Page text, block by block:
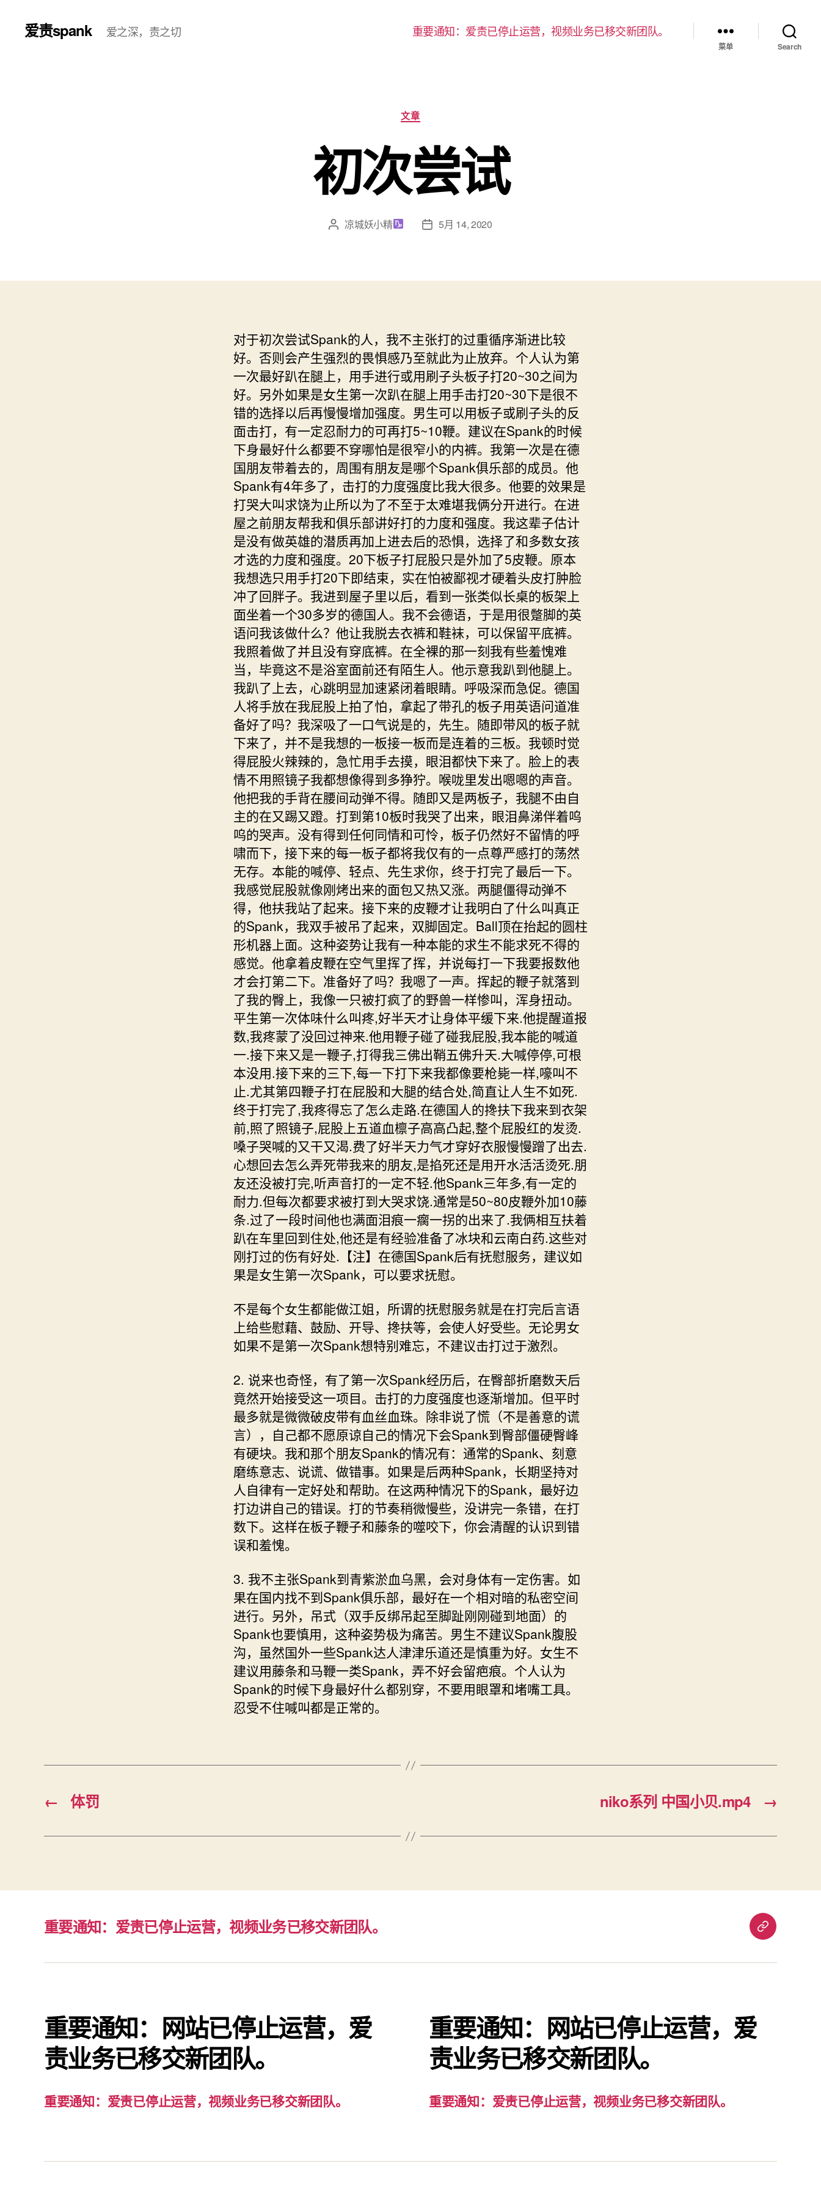
爱责spank 爱之深，责之切 重要通知：爱责已停止运营，视频业务已移交新团队。
菜单 Search
分
类
文章
初次尝试
文 凉城妖小精
发 5月 14, 2020
对于初次尝试Spank的人，我不主张打的过重循序渐进比较
好。否则会产生强烈的畏惧感乃至就此为止放弃。个人认为第
一次最好趴在腿上，用手进行或用刷子头板子打20~30之间为
好。另外如果是女生第一次趴在腿上用手击打20~30下是很不
错的选择以后再慢慢增加强度。男生可以用板子或刷子头的反
面击打，有一定忍耐力的可再打5~10鞭。建议在Spank的时候
下身最好什么都要不穿哪怕是很窄小的内裤。我第一次是在德
国朋友带着去的，周围有朋友是哪个Spank俱乐部的成员。他
Spank有4年多了，击打的力度强度比我大很多。他要的效果是
打哭大叫求饶为止所以为了不至于太难堪我俩分开进行。在进
屋之前朋友帮我和俱乐部讲好打的力度和强度。我这辈子估计
是没有做英雄的潜质再加上进去后的恐惧，选择了和多数女孩
才选的力度和强度。20下板子打屁股只是外加了5皮鞭。原本
我想选只用手打20下即结束，实在怕被鄙视才硬着头皮打肿脸
冲了回胖子。我进到屋子里以后，看到一张类似长桌的板架上
面坐着一个30多岁的德国人。我不会德语，于是用很蹩脚的英
语问我该做什么？他让我脱去衣裤和鞋袜，可以保留平底裤。
我照着做了并且没有穿底裤。在全裸的那一刻我有些羞愧难
当，毕竟这不是浴室面前还有陌生人。他示意我趴到他腿上。
我趴了上去，心跳明显加速紧闭着眼睛。呼吸深而急促。德国
人将手放在我屁股上拍了怕，拿起了带孔的板子用英语问道准
备好了吗？我深吸了一口气说是的，先生。随即带风的板子就
下来了，并不是我想的一板接一板而是连着的三板。我顿时觉
得屁股火辣辣的，急忙用手去摸，眼泪都快下来了。脸上的表
情不用照镜子我都想像得到多狰狞。喉咙里发出嗯嗯的声音。
他把我的手背在腰间动弹不得。随即又是两板子，我腿不由自
主的在又踢又蹬。打到第10板时我哭了出来，眼泪鼻涕伴着呜
呜的哭声。没有得到任何同情和可怜，板子仍然好不留情的呼
啸而下，接下来的每一板子都将我仅有的一点尊严感打的荡然
无存。本能的喊停、轻点、先生求你，终于打完了最后一下。
我感觉屁股就像刚烤出来的面包又热又涨。两腿僵得动弹不
得，他扶我站了起来。接下来的皮鞭才让我明白了什么叫真正
的Spank，我双手被吊了起来，双脚固定。Ball顶在抬起的圆柱
形机器上面。这种姿势让我有一种本能的求生不能求死不得的
感觉。他拿着皮鞭在空气里挥了挥，并说每打一下我要报数他
才会打第二下。准备好了吗？我嗯了一声。挥起的鞭子就落到
了我的臀上，我像一只被打疯了的野兽一样惨叫，浑身扭动。
平生第一次体味什么叫疼,好半天才让身体平缓下来.他提醒道报
数,我疼蒙了没回过神来.他用鞭子碰了碰我屁股,我本能的喊道
一.接下来又是一鞭子,打得我三佛出鞘五佛升天.大喊停停,可根
本没用.接下来的三下,每一下打下来我都像要枪毙一样,嚎叫不
止.尤其第四鞭子打在屁股和大腿的结合处,简直让人生不如死.
终于打完了,我疼得忘了怎么走路.在德国人的搀扶下我来到衣架
前,照了照镜子,屁股上五道血檩子高高凸起,整个屁股红的发烫.
嗓子哭喊的又干又渴.费了好半天力气才穿好衣服慢慢蹭了出去.
心想回去怎么弄死带我来的朋友,是掐死还是用开水活活烫死.朋
友还没被打完,听声音打的一定不轻.他Spank三年多,有一定的
耐力.但每次都要求被打到大哭求饶.通常是50~80皮鞭外加10藤
条.过了一段时间他也满面泪痕一瘸一拐的出来了.我俩相互扶着
趴在车里回到住处,他还是有经验准备了冰块和云南白药.这些对
刚打过的伤有好处.【注】在德国Spank后有抚慰服务，建议如
果是女生第一次Spank，可以要求抚慰。
不是每个女生都能做江姐，所谓的抚慰服务就是在打完后言语
上给些慰藉、鼓励、开导、搀扶等，会使人好受些。无论男女
如果不是第一次Spank想特别难忘，不建议击打过于激烈。
2. 说来也奇怪，有了第一次Spank经历后，在臀部折磨数天后
竟然开始接受这一项目。击打的力度强度也逐渐增加。但平时
最多就是微微破皮带有血丝血珠。除非说了慌（不是善意的谎
言），自己都不愿原谅自己的情况下会Spank到臀部僵硬臀峰
有硬块。我和那个朋友Spank的情况有：通常的Spank、刻意
磨练意志、说谎、做错事。如果是后两种Spank，长期坚持对
人自律有一定好处和帮助。在这两种情况下的Spank，最好边
打边讲自己的错误。打的节奏稍微慢些，没讲完一条错，在打
数下。这样在板子鞭子和藤条的噬咬下，你会清醒的认识到错
误和羞愧。
3. 我不主张Spank到青紫淤血乌黑，会对身体有一定伤害。如
果在国内找不到Spank俱乐部，最好在一个相对暗的私密空间
进行。另外，吊式（双手反绑吊起至脚趾刚刚碰到地面）的
Spank也要慎用，这种姿势极为痛苦。男生不建议Spank腹股
沟，虽然国外一些Spank达人津津乐道还是慎重为好。女生不
建议用藤条和马鞭一类Spank，弄不好会留疤痕。个人认为
Spank的时候下身最好什么都别穿，不要用眼罩和堵嘴工具。
忍受不住喊叫都是正常的。
← 体罚 →
niko系列 中国小贝.mp4
重要通知：爱责已停止运营，视频业务已移交新团队。
重
通
务
重要通知：网站已停止运营，爱
责业务已移交新团队。
重要通知：爱责已停止运营，视频业务已移交新团队。
重要通知：网站已停止运营，爱
责业务已移交新团队。
重要通知：爱责已停止运营，视频业务已移交新团队。